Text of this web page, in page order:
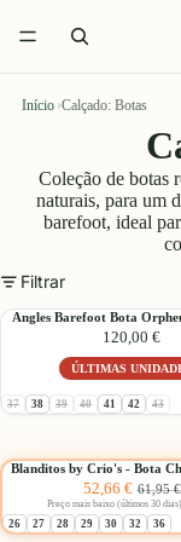
Início ›Calçado: Botas
Coleção de botas
naturais, para um
barefoot, ideal
Filtrar
Angles
Orpheus
zip
Angles Barefoot Bota
120,00 €
ÚLTIMAS
Esgotado:
37 38 Esgotado:
39 Esgotado:
40 41 42 43
Blanditos
Crio's
-
Blanditos by Crio's - Bota
Preço
52,66 € Preço
61,95 €
Preço mais baixo (últimos 30
26 27 28 29 30 32 36